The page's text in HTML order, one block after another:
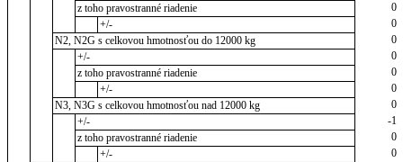
z toho pravostranné riadenie
0
+/-
0
N2, N2G s celkovou hmotnosťou do 12000 kg
0
+/-
0
z toho pravostranné riadenie
0
+/-
0
N3, N3G s celkovou hmotnosťou nad 12000 kg
0
+/-
-1
z toho pravostranné riadenie
0
+/-
0